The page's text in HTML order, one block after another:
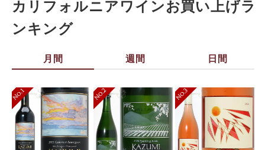
カリフォルニアワインお買い上げラ
ンキング
月間 週間 日間